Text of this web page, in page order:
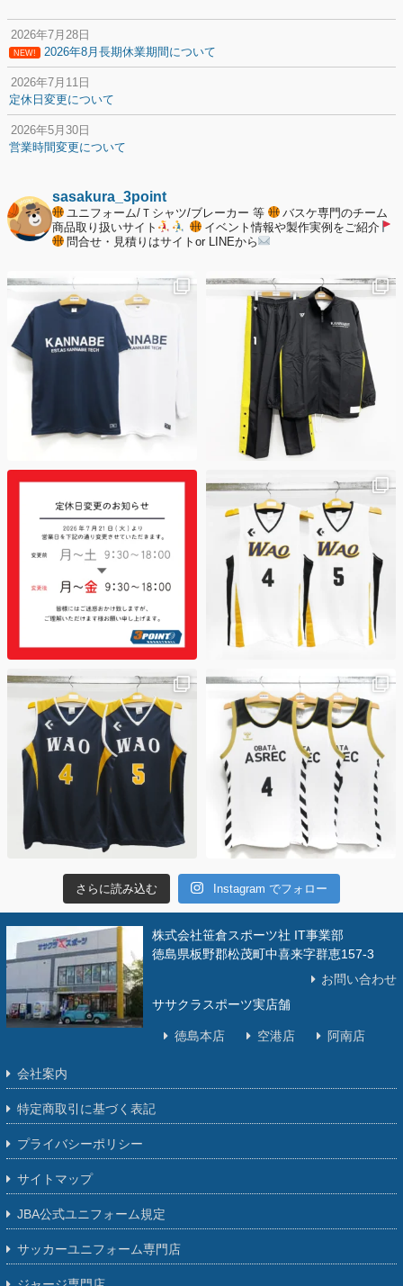
2026年7月28日
NEW! 2026年8月長期休業期間について
2026年7月11日
定休日変更について
2026年5月30日
営業時間変更について
納期遅延について
2025年12月11日
年末年始の休業期間について
sasakura_3point
ユニフォーム/Ｔシャツ/ブレーカー 等
バスケ専門のチーム
商品取り扱いサイト
イベント情報や製作実例をご紹介
問合せ・見積りはサイトor LINEから
さらに読み込む Instagram でフォロー
株式会社笹倉スポーツ社 IT事業部
徳島県板野郡松茂町中喜来字群恵157-3
お問い合わせ
ササクラスポーツ実店舗
徳島本店 空港店 阿南店
会社案内
特定商取引に基づく表記
プライバシーポリシー
サイトマップ
JBA公式ユニフォーム規定
サッカーユニフォーム専門店